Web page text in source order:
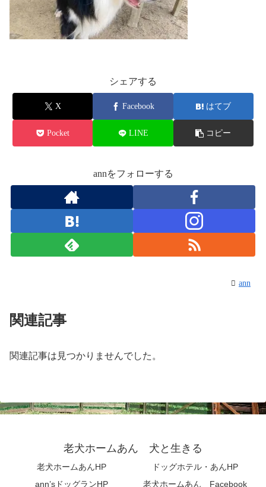
シェアする
X Facebook はてブ
Pocket LINE コピー
annをフォローする
ann
関連記事
関連記事は見つかりませんでした。
老犬ホームあん 犬と生きる
老犬ホームあんHP
ドッグホテル・あんHP
ann’sドッグランHP
老犬ホームあん Facebook